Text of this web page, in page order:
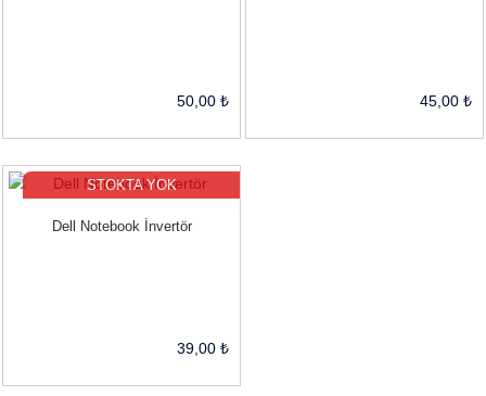
50,00 ₺ 45,00 ₺
STOKTA YOK
Dell Notebook İnvertör
39,00 ₺